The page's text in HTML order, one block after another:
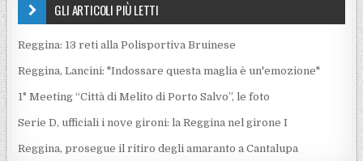
GLI ARTICOLI PIÙ LETTI
Reggina: 13 reti alla Polisportiva Bruinese
Reggina, Lancini: "Indossare questa maglia è un'emozione"
1° Meeting “Città di Melito di Porto Salvo”, le foto
Serie D, ufficiali i nove gironi: la Reggina nel girone I
Reggina, prosegue il ritiro degli amaranto a Cantalupa